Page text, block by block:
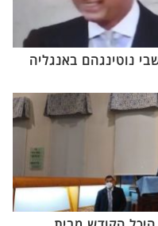
נוטינגהם באנגליה